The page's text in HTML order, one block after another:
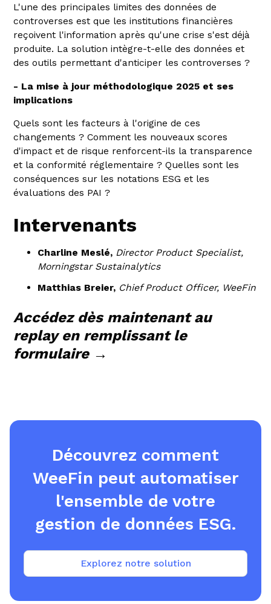
L'une des principales limites des données de
controverses est que les institutions financières
reçoivent l'information après qu'une crise s'est déjà
produite. La solution intègre-t-elle des données et
des outils permettant d'anticiper les controverses ?
- La mise à jour méthodologique 2025 et ses
implications
Quels sont les facteurs à l'origine de ces
changements ? Comment les nouveaux scores
d'impact et de risque renforcent-ils la transparence
et la conformité réglementaire ? Quelles sont les
conséquences sur les notations ESG et les
évaluations des PAI ?
Intervenants
Charline Meslé, Director Product Specialist,
Morningstar Sustainalytics
Matthias Breier, Chief Product Officer, WeeFin
Accédez dès maintenant au
replay en remplissant le
formulaire →
Découvrez comment
WeeFin peut automatiser
l'ensemble de votre
gestion de données ESG.
Explorez notre solution